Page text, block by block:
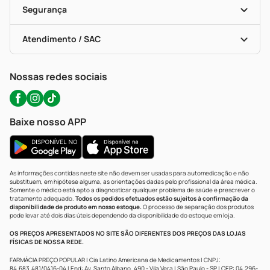
Formas De Pagamento
Troca E Devolução
Bulas De A A Z
Políticas De Marketplace
Serviços Farmacêuticos
Testes Rápidos
Autoteste Covid-19
Segurança
Certificado De Segurança
Portal Da Privacidade
Atendimento / SAC
WhatsApp (47) 9202-1687
Nossas redes sociais
Baixe nosso APP
As informações contidas neste site não devem ser usadas para automedicação e não
substituem, em hipótese alguma, as orientações dadas pelo profissional da área médica.
Somente o médico está apto a diagnosticar qualquer problema de saúde e prescrever o
tratamento adequado. Todos os pedidos efetuados estão sujeitos à confirmação da
disponibilidade de produto em nosso estoque.O processo de separação dos produtos
pode levar até dois dias úteis dependendo da disponibilidade do estoque em loja.
OS PREÇOS APRESENTADOS NO SITE SÃO DIFERENTES DOS PREÇOS DAS LOJAS
FÍSICAS DE NOSSA REDE.
FARMÁCIA PREÇO POPULAR | Cia Latino Americana de Medicamentos | CNPJ:
84.683.481/0416-04 | End: Av. Santo Albano, 490 - Vila Vera | São Paulo - SP | CEP: 04.296-